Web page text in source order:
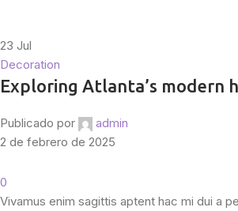
23 Jul
Decoration
Exploring Atlanta’s modern
Publicado por
admin
2 de febrero de 2025
0
Vivamus enim sagittis aptent hac mi dui a